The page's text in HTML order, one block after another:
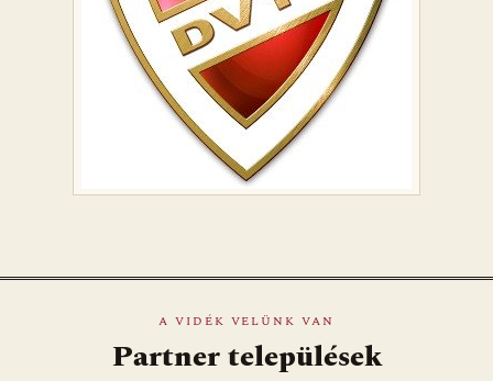
A VIDÉK VELÜNK VAN
Partner települések